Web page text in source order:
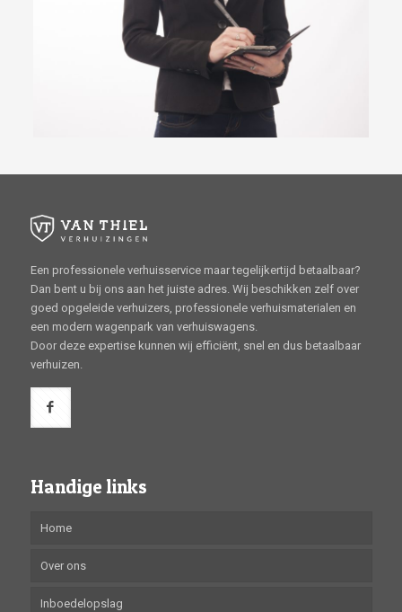
Een professionele verhuisservice maar tegelijkertijd betaalbaar?
Dan bent u bij ons aan het juiste adres. Wij beschikken zelf over
goed opgeleide verhuizers, professionele verhuismaterialen en
een modern wagenpark van verhuiswagens.
Door deze expertise kunnen wij efficiënt, snel en dus betaalbaar
verhuizen.
Handige links
Home
Over ons
Inboedelopslag